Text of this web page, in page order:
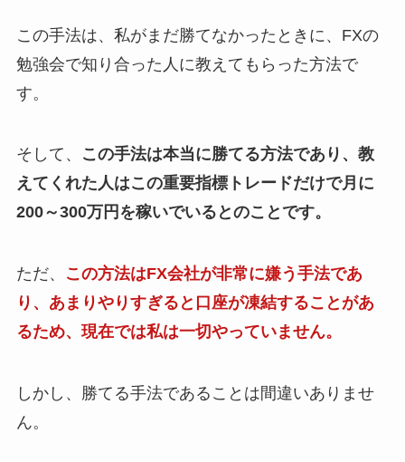
この手法は、私がまだ勝てなかったときに、FXの
勉強会で知り合った人に教えてもらった方法で
す。
そして、
この手法は本当に勝てる方法であり、教
えてくれた人はこの重要指標トレードだけで月に
200～300万円を稼いでいるとのことです。
ただ、
この方法はFX会社が非常に嫌う手法であ
り、あまりやりすぎると口座が凍結することがあ
るため、現在では私は一切やっていません。
しかし、勝てる手法であることは間違いありませ
ん。